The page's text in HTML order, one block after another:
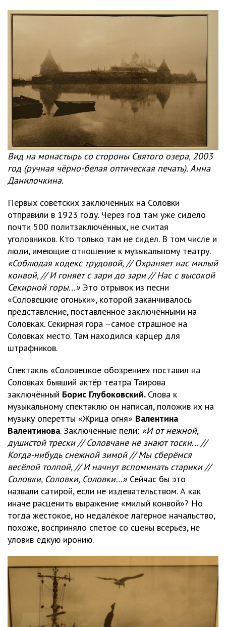
Вид на монастырь со стороны Святого озера, 2003
год (ручная чёрно-белая оптическая печать). Анна
Данилочкина.
Первых советских заключённых на Соловки
отправили в 1923 году. Через год там уже сидело
почти 500 политзаключённых, не считая
уголовников. Кто только там не сидел. В том числе и
люди, имеющие отношение к музыкальному театру.
«Соблюдая кодекс трудовой, // Охраняет нас милый
конвой, // И гоняет с зари до зари // Нас с высокой
Секирной горы...» Это отрывок из песни
«Соловецкие огоньки», которой заканчивалось
представление, поставленное заключёнными на
Соловках. Секирная гора –самое страшное на
Соловках место. Там находился карцер для
штрафников.
Спектакль «Соловецкое обозрение» поставил на
Соловках бывший актёр театра Таирова
заключённый Борис Глубоковский. Слова к
музыкальному спектаклю он написал, положив их на
музыку оперетты «Жрица огня» Валентина
Валентинова. Заключённые пели: «И от нежной,
душистой трески // Соловчане не знают тоски... //
Когда-нибудь снежной зимой // Мы сберёмся
весёлой толпой, // И начнут вспоминать старики //
Соловки, Соловки, Соловки…» Сейчас бы это
назвали сатирой, если не издевательством. А как
иначе расценить выражение «милый конвой»? Но
тогда жестокое, но недалёкое лагерное начальство,
похоже, восприняло спетое со сцены всерьёз, не
уловив едкую иронию.